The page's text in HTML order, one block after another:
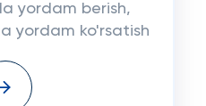
yordam berish,
yordam ko'rsatish